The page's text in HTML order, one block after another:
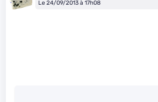
Le 24/09/2013 à 17h08